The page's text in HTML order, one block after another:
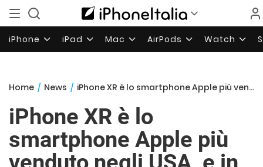
iPhone iPad Mac AirPods Watch
Home / News / iPhone XR è lo smartphone Apple più venduto negli USA, e in Cina?
iPhone XR è lo
smartphone Apple più